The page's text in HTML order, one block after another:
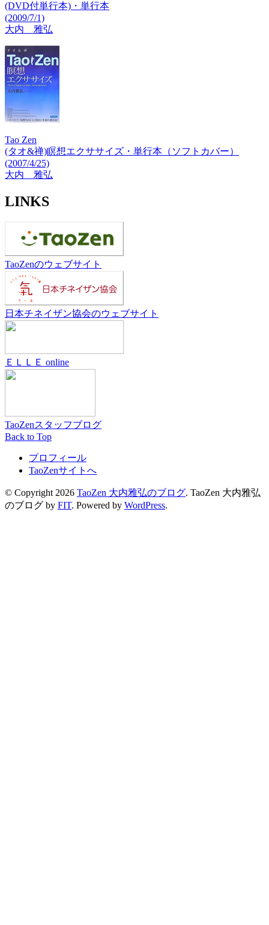
(DVD付単行本)・単行本
(2009/7/1)
大内 雅弘
Tao Zen
(タオ&禅)瞑想エクササイズ・単行本（ソフトカバー）
(2007/4/25)
大内 雅弘
LINKS
TaoZenのウェブサイト
日本チネイザン協会のウェブサイト
ＥＬＬＥ online
TaoZenスタッフブログ
Back to Top
プロフィール
TaoZenサイトへ
© Copyright 2026 TaoZen 大内雅弘のブログ. TaoZen 大内雅弘
のブログ by FIT. Powered by WordPress.